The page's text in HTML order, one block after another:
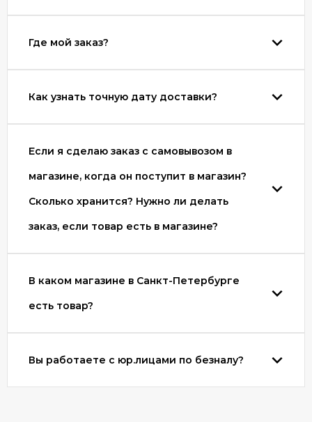
Где мой заказ?
Как узнать точную дату доставки?
Если я сделаю заказ с самовывозом в
магазине, когда он поступит в магазин?
Сколько хранится? Нужно ли делать
заказ, если товар есть в магазине?
В каком магазине в Санкт-Петербурге
есть товар?
Вы работаете с юр.лицами по безналу?